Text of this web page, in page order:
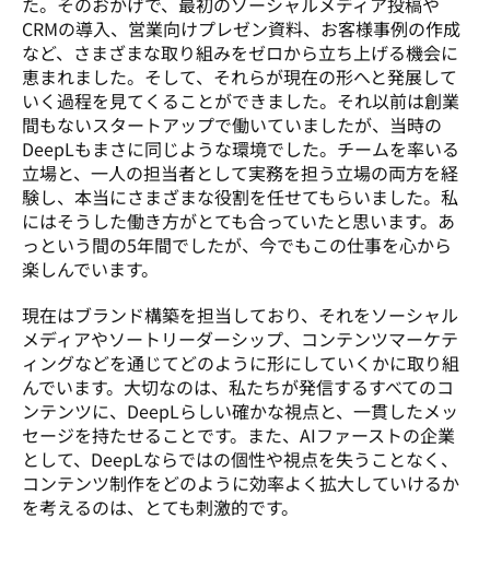
CRMの導入、営業向けプレゼン資料、お客様事例の作成
など、さまざまな取り組みをゼロから立ち上げる機会に
恵まれました。そして、それらが現在の形へと発展して
いく過程を見てくることができました。それ以前は創業
間もないスタートアップで働いていましたが、当時の
DeepLもまさに同じような環境でした。チームを率いる
立場と、一人の担当者として実務を担う立場の両方を経
験し、本当にさまざまな役割を任せてもらいました。私
にはそうした働き方がとても合っていたと思います。あ
っという間の5年間でしたが、今でもこの仕事を心から
楽しんでいます。
現在はブランド構築を担当しており、それをソーシャル
メディアやソートリーダーシップ、コンテンツマーケテ
ィングなどを通じてどのように形にしていくかに取り組
んでいます。大切なのは、私たちが発信するすべてのコ
ンテンツに、DeepLらしい確かな視点と、一貫したメッ
セージを持たせることです。また、AIファーストの企業
として、DeepLならではの個性や視点を失うことなく、
コンテンツ制作をどのように効率よく拡大していけるか
を考えるのは、とても刺激的です。